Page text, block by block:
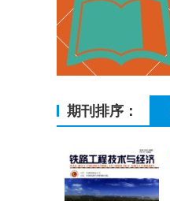
期刊排序：